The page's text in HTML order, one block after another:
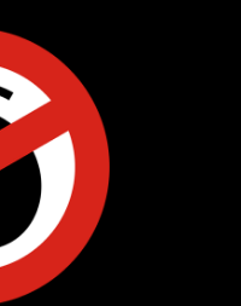
UNTERSTÜTZEN
SPONSORED
COOKIES